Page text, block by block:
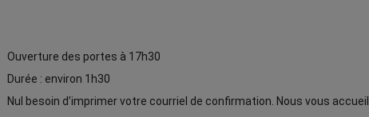
Ouverture des portes à 17h30
Durée : environ 1h30
Nul besoin d’imprimer votre courriel de confirmation. Nous vous